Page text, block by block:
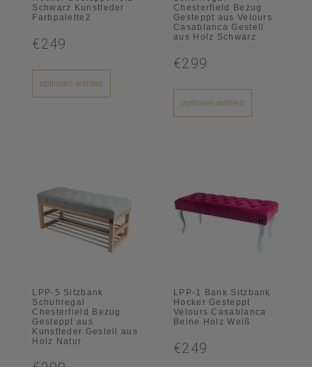
Schwarz Kunstleder
Farbpalette2
€249
optionen wählen
Chesterfield Bezug
Gesteppt aus Velours
Casablanca Gestell
aus Holz Schwarz
€299
optionen wählen
LPP-5 Sitzbank
Schuhregal
Chesterfield Bezug
Gesteppt aus
Kunstleder Gestell aus
Holz Natur
LPP-1 Bank Sitzbank
Hocker Gesteppt
Velours Casablanca
Beine Holz Weiß
€249